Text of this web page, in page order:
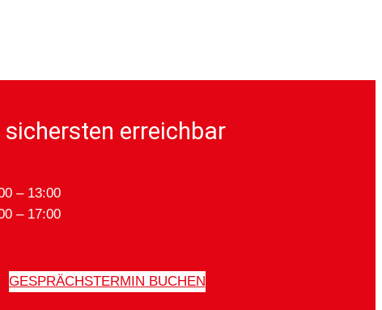
erreichbar
– 13:00
– 17:00
GESPRÄCHSTERMIN BUCHEN